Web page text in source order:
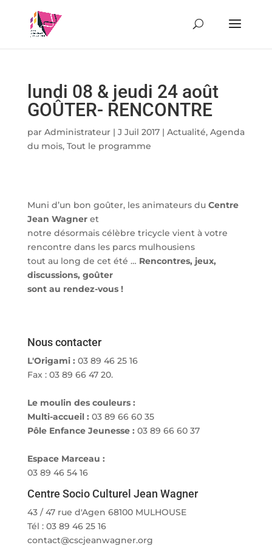
lundi 08 & jeudi 24 août
GOÛTER- RENCONTRE
par Administrateur| J Juil 2017| Actualité, Agenda
du mois, Tout le programme
Muni d’un bon goûter, les animateurs du Centre
Jean Wagneret
notre désormais célèbre tricycle vient à votre
rencontre dans les parcs mulhousiens
tout au long de cet été … Rencontres, jeux,
discussions, goûter
sont au rendez-vous !
Nous contacter
L'Origami : 03 89 46 25 16
Fax : 03 89 66 47 20.
Le moulin des couleurs :
Multi-accueil : 03 89 66 60 35
Pôle Enfance Jeunesse : 03 89 66 60 37
Espace Marceau :
03 89 46 54 16
Centre Socio Culturel Jean Wagner
43 / 47 rue d'Agen 68100 MULHOUSE
Tél : 03 89 46 25 16
contact@cscjeanwagner.org